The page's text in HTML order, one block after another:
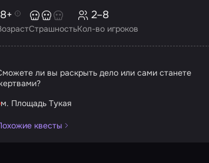
СтрашностьКол-во игроков
2–8
ли вы раскрыть дело или сами станете
м. Площадь Тукая
квесты